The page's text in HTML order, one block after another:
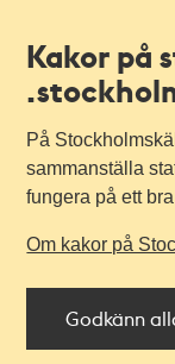
Kakor på
På
sammanställa
fungera på ett
Om kakor på
Godkänn